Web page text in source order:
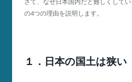
の4つの理由を説明します。
１．日本の国土は狭い